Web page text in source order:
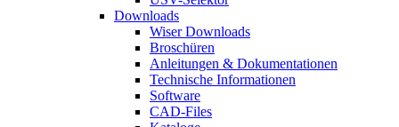
Downloads
Wiser Downloads
Broschüren
Anleitungen & Dokumentationen
Technische Informationen
Software
CAD-Files